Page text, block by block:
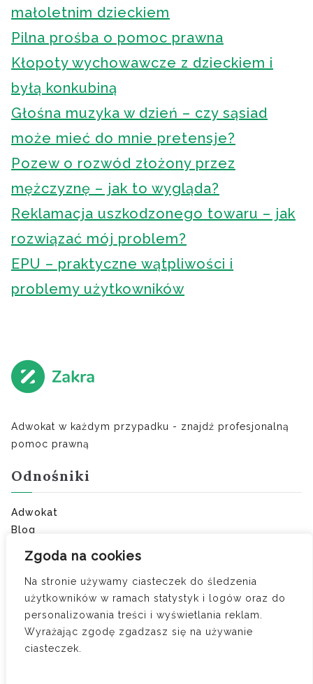
Zgoda na cookies
Na stronie używamy ciasteczek do śledzenia
użytkowników w ramach statystyk i logów oraz do
personalizowania treści i wyświetlania reklam.
Wyrażając zgodę zgadzasz się na używanie
ciasteczek.
małoletnim dzieckiem
Pilna prośba o pomoc prawna
Kłopoty wychowawcze z dzieckiem i
byłą konkubiną
Głośna muzyka w dzień – czy sąsiad
może mieć do mnie pretensje?
Pozew o rozwód złożony przez
mężczyznę – jak to wygląda?
Reklamacja uszkodzonego towaru – jak
rozwiązać mój problem?
EPU – praktyczne wątpliwości i
problemy użytkowników
Adwokat w każdym przypadku - znajdź profesjonalną
pomoc prawną
Odnośniki
Adwokat
Blog
Ostatnie porady:
Umowa o zakazie konkurencji — kiedy obowiązuje i
ile wynosi odszkodowanie
Czy zdrada to jedyny powód do orzeczenia
wyłącznej winy?
Rozliczenie nakładów z majątku osobistego na